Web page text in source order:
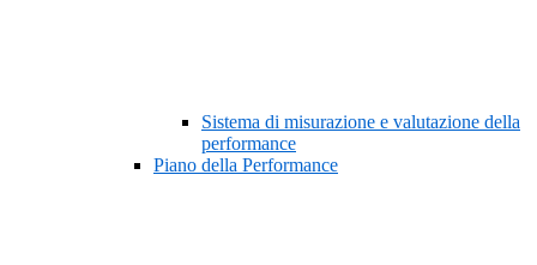
Sistema di misurazione e valutazione della
performance
Piano della Performance